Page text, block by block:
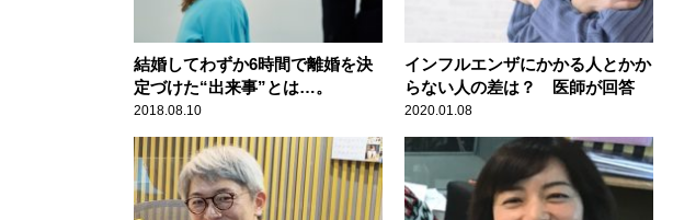
結婚してわずか6時間で離婚を決
定づけた“出来事”とは…。
2018.08.10
インフルエンザにかかる人とかか
らない人の差は？ 医師が回答
2020.01.08